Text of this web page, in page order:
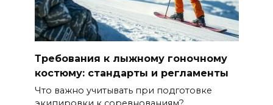
Требования к лыжному гоночному
костюму: стандарты и регламенты
Что важно учитывать при подготовке